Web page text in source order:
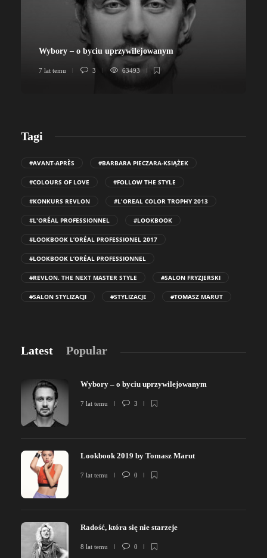
Wybory – o byciu uprzywilejowanym
7 lat temu 3 63493
Tagi
#AVANT-APRÈS #BARBARA PIECZARA-KSIĄŻEK
#COLOURS OF LOVE #FOLLOW THE STYLE
#KONKURS REVLON #L'OREAL COLOR TROPHY 2013
#L'ORÉAL PROFESSIONNEL #LOOKBOOK
#LOOKBOOK L’ORÉAL PROFESSIONEL 2017
#LOOKBOOK L’ORÉAL PROFESSIONNEL
#REVLON. THE NEXT MASTER STYLE #SALON FRYZJERSKI
#SALON STYLIZACJI #STYLIZACJE #TOMASZ MARUT
Latest Popular
Wybory – o byciu uprzywilejowanym
7 lat temu 3
Lookbook 2019 by Tomasz Marut
7 lat temu 0
Radość, która się nie starzeje
8 lat temu 0